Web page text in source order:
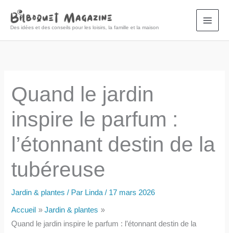
Des idées et des conseils pour les loisirs, la famille et la maison
Quand le jardin
inspire le parfum :
l’étonnant destin de la
tubéreuse
Jardin & plantes / Par Linda/ 17 mars 2026
Accueil
Jardin & plantes
Quand le jardin inspire le parfum : l’étonnant destin de la